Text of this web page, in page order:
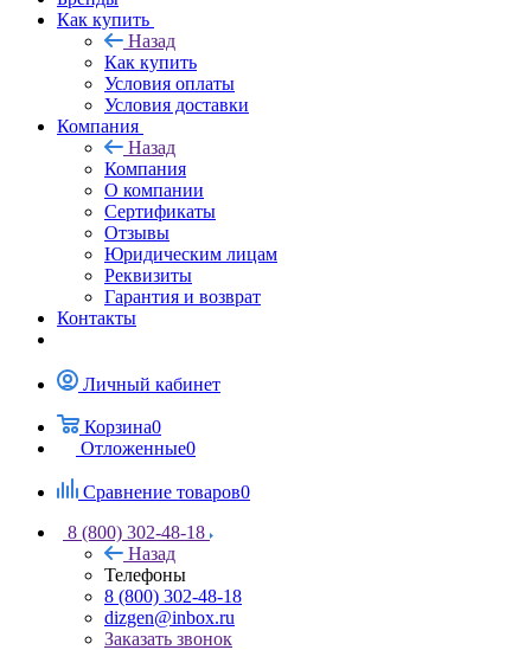
Как купить
Назад
Как купить
Условия оплаты
Условия доставки
Компания
Назад
Компания
О компании
Сертификаты
Отзывы
Юридическим лицам
Реквизиты
Гарантия и возврат
Контакты
Личный кабинет
Корзина0
Отложенные0
Сравнение товаров0
8 (800) 302-48-18
Назад
Телефоны
8 (800) 302-48-18
dizgen@inbox.ru
Заказать звонок